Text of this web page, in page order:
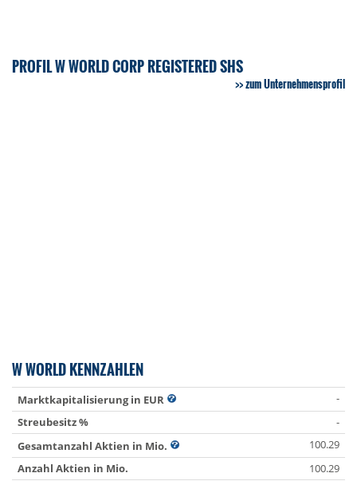
PROFIL W WORLD CORP REGISTERED SHS
zum Unternehmensprofil
W WORLD KENNZAHLEN
Marktkapitalisierung in EUR
-
Streubesitz %
-
Gesamtanzahl Aktien in Mio.
100.29
Anzahl Aktien in Mio.
100.29